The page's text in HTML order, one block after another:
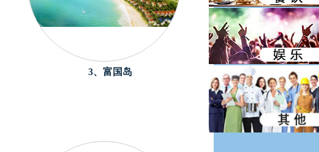
3、富国岛